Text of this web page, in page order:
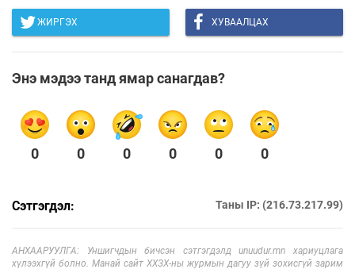
ЖИРГЭХ ХУВААЛЦАХ
Энэ мэдээ танд ямар санагдав?
0 0 0 0 0 0
Сэтгэгдэл: Таны IP: (216.73.217.99)
АНХААРУУЛГА: Уншигчдын бичсэн сэтгэгдэлд unuudur.mn хариуцлага
хүлээхгүй болно. Манай сайт ХХЗХ-ны журмын дагуу зүй зохисгүй зарим